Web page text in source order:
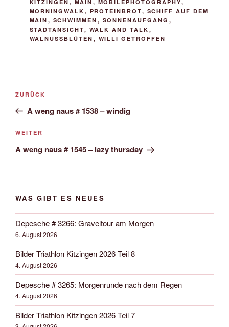
KITZINGEN , MAIN , MOBILEPHOTOGRAPHY,
MORNINGWALK , PROTEINBROT, SCHIFF AUF DEM
MAIN , SCHWIMMEN , SONNENAUFGANG ,
STADTANSICHT, WALK AND TALK ,
WALNUSSBLÜTEN
, WILLI GETROFFEN
Beitrags-
Vorheriger
Beitrag
ZURÜCK
A weng naus # 1538 – windig
Nächster
Beitrag
WEITER
A weng naus # 1545 – lazy thursday
WAS GIBT ES NEUES
Depesche # 3266: Graveltour am Morgen
6. August 2026
Bilder Triathlon Kitzingen 2026 Teil 8
4. August 2026
Depesche # 3265: Morgenrunde nach dem Regen
4. August 2026
Bilder Triathlon Kitzingen 2026 Teil 7